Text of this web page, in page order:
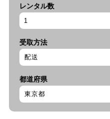
レンタル数
受取方法
都道府県